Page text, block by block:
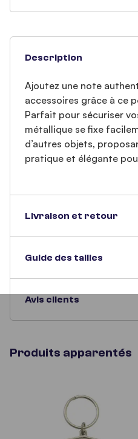
Description
Ajoutez une note
accessoires grâce à ce
Parfait pour sécuriser
métallique se fixe
d’autres objets,
pratique et élégante
Livraison et retour
Guide des tailles
Avis clients
Produits apparentés